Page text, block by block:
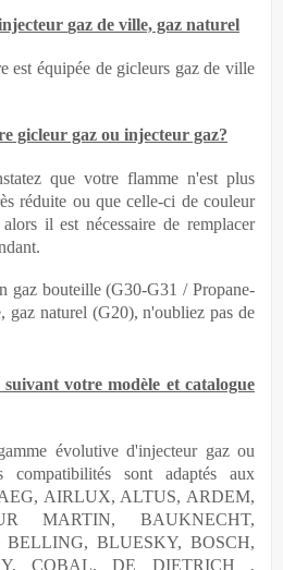
gaz de ville, gaz naturel
est équipée de gicleurs gaz de ville
gicleur gaz ou injecteur gaz?
que votre flamme n'est plus
réduite ou que celle-ci de couleur
il est nécessaire de remplacer
gaz bouteille (G30-G31 / Propane-
gaz naturel (G20), n'oubliez pas de
votre modèle et catalogue
évolutive d'injecteur gaz ou
sont adaptés aux
AEG, AIRLUX, ALTUS, ARDEM,
MARTIN, BAUKNECHT,
BLUESKY, BOSCH,
COBAL, DE DIETRICH ,